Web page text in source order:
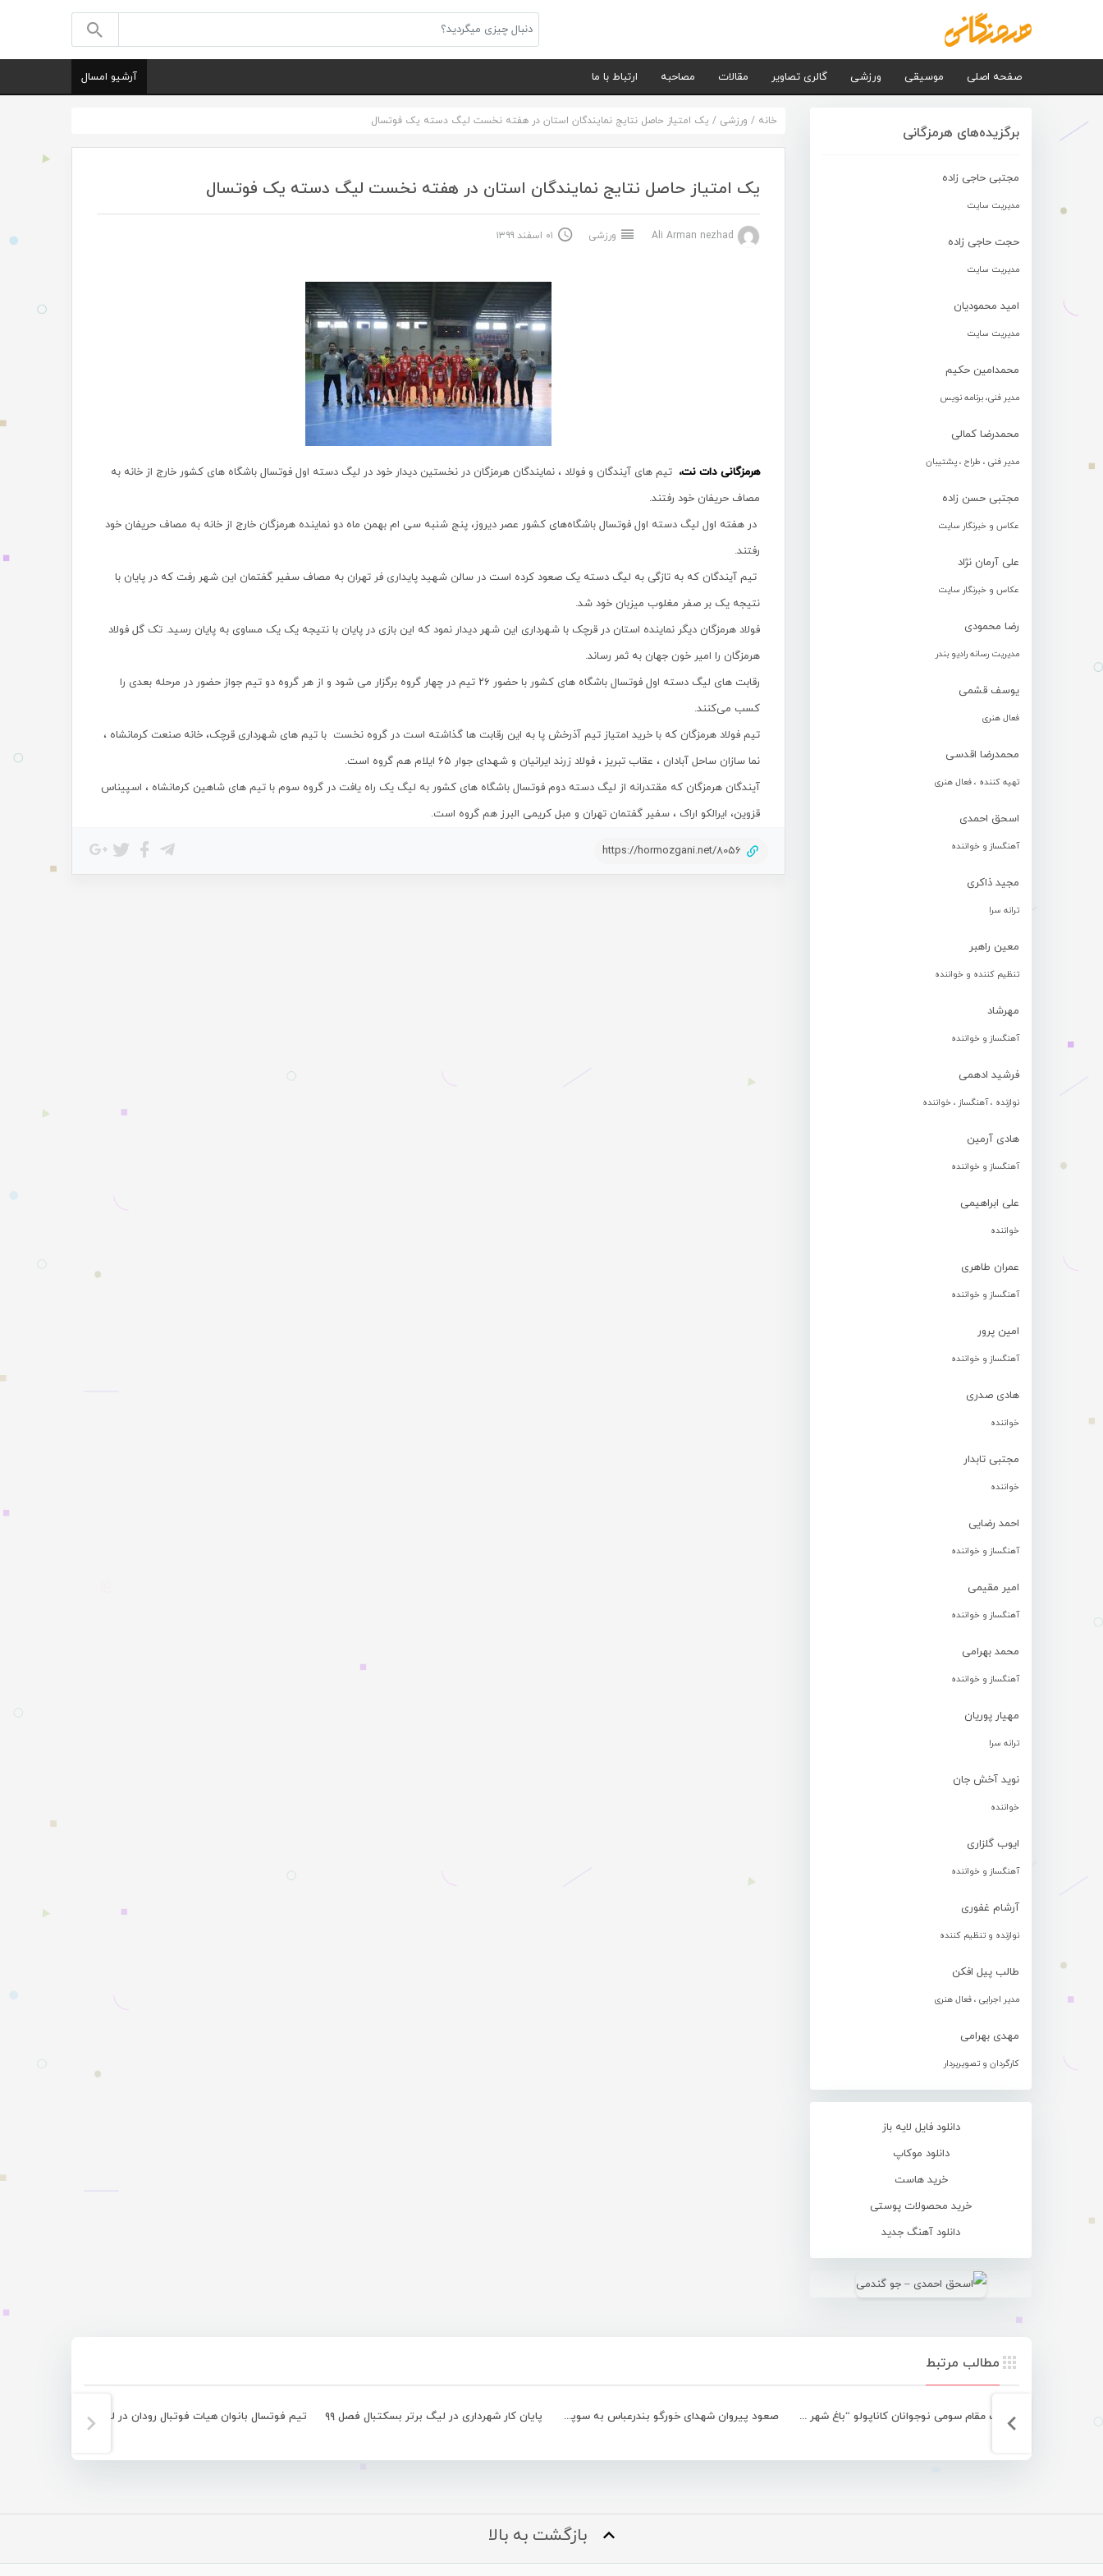
صفحه اصلی موسیقی ورزشی گالری تصاویر مقالات مصاحبه ارتباط با ما آرشیو امسال
برگزیده‌های هرمزگانی
مجتبی حاجی زاده
مدیریت سایت
حجت حاجی زاده
مدیریت سایت
امید محمودیان
مدیریت سایت
محمدامین حکیم
مدیر فنی، برنامه نویس
محمدرضا کمالی
مدیر فنی ، طراح ، پشتیبان
مجتبی حسن زاده
عکاس و خبرنگار سایت
علی آرمان نژاد
عکاس و خبرنگار سایت
رضا محمودی
مدیریت رسانه رادیو بندر
یوسف قشمی
فعال هنری
محمدرضا اقدسی
تهیه کننده ، فعال هنری
اسحق احمدی
آهنگساز و خواننده
مجید ذاکری
ترانه سرا
معین راهبر
تنظیم کننده و خواننده
مهرشاد
آهنگساز و خواننده
فرشید ادهمی
نوازنده ، آهنگساز ، خواننده
هادی آرمین
آهنگساز و خواننده
علی ابراهیمی
خواننده
عمران طاهری
آهنگساز و خواننده
امین پرور
آهنگساز و خواننده
هادی صدری
خواننده
مجتبی تابدار
خواننده
احمد رضایی
آهنگساز و خواننده
امیر مقیمی
آهنگساز و خواننده
محمد بهرامی
آهنگساز و خواننده
مهیار پوریان
ترانه سرا
نوید آخش جان
خواننده
ایوب گلزاری
آهنگساز و خواننده
آرشام غفوری
نوازنده و تنظیم کننده
طالب پیل افکن
مدیر اجرایی ، فعال هنری
مهدی بهرامی
کارگردان و تصویربردار
دانلود فایل لایه باز
دانلود موکاپ
خرید هاست
خرید محصولات پوستی
دانلود آهنگ جدید
خانه / ورزشی / یک امتیاز حاصل نتایج نمایندگان استان در هفته نخست لیگ دسته یک فوتسال
یک امتیاز حاصل نتایج نمایندگان استان در هفته نخست لیگ دسته یک فوتسال
ورزشی ۰۱ اسفند ۱۳۹۹
هرمزگانی دات نت، تیم‌ های آیندگان و فولاد ، نمایندگان هرمزگان در نخستین دیدار خود در لیگ دسته اول فوتسال باشگاه های کشور خارج‌ از خانه به
مصاف حریفان خود رفتند.
در هفته اول لیگ دسته اول فوتسال باشگاه‌های کشور عصر دیروز، پنج شنبه سی ام بهمن ماه دو نماینده هرمزگان خارج از خانه به مصاف حریفان خود
رفتند.
تیم‌ آیندگان که به تازگی به لیگ دسته یک صعود کرده است در سالن شهید پایداری فر تهران به مصاف سفیر گفتمان این شهر رفت که در پایان با
نتیجه یک بر صفر مغلوب میزبان خود شد.
فولاد هرمزگان دیگر نماینده استان در قرچک با شهرداری این شهر دیدار نمود که این بازی در پایان با نتیجه یک یک مساوی به پایان رسید. تک گل فولاد
هرمزگان را امیر خون جهان به ثمر رساند.‌
رقابت های لیگ دسته اول فوتسال باشگاه های کشور با حضور ۲۶ تیم در چهار گروه برگزار می شود و از هر گروه دو تیم جواز حضور در مرحله بعدی را
کسب می‌کنند.
تیم فولاد هرمزگان که با خرید امتیاز تیم آذرخش پا به این رقابت ها گذاشته است در گروه نخست با تیم های شهرداری قرچک، خانه صنعت کرمانشاه ،
نما سازان ساحل آبادان ، عقاب تبریز ، فولاد زرند ایرانیان و شهدای جوار ۶۵ ایلام هم گروه است.
آیندگان هرمزگان که مقتدرانه از لیگ دسته دوم فوتسال باشگاه های کشور به لیگ یک راه یافت در گروه سوم با تیم های شاهین کرمانشاه ، اسپیناس
قزوین، ایرالکو اراک ، سفیر گفتمان تهران و مبل کریمی البرز هم گروه است.
https://hormozgani.net/8056
مطالب مرتبط
کسب مقام سومی نوجوانان کاناپولو “باغ شهر فین” در مسابقات کشوری صعود پیروان شهدای خورگو بندرعباس به سوپرلیگ بسکتبال بانوان کشور پایان کار شهرداری در لیگ برتر بسکتبال فصل ۹۹
بازگشت به بالا